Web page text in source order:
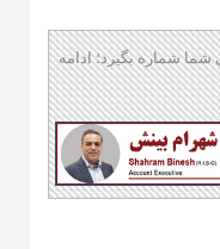
شما شماره بگیرد؛ ادامه